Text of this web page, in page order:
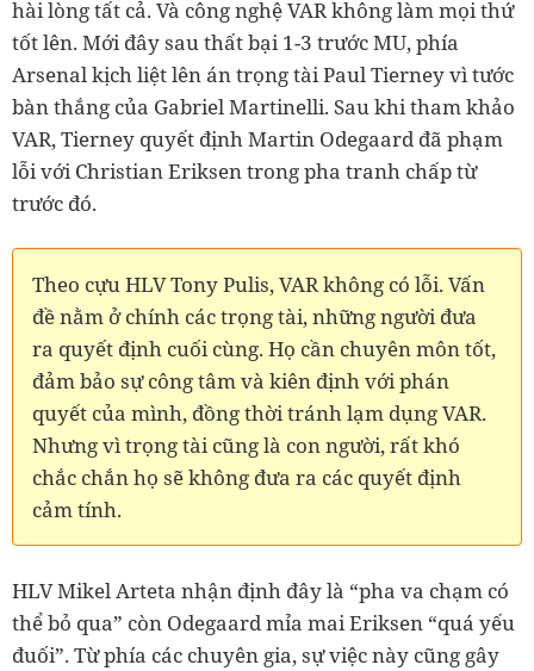
hài lòng tất cả. Và công nghệ VAR không làm mọi thứ
tốt lên. Mới đây sau thất bại 1-3 trước MU, phía
Arsenal kịch liệt lên án trọng tài Paul Tierney vì tước
bàn thắng của Gabriel Martinelli. Sau khi tham khảo
VAR, Tierney quyết định Martin Odegaard đã phạm
lỗi với Christian Eriksen trong pha tranh chấp từ
trước đó.
Theo cựu HLV Tony Pulis, VAR không có lỗi. Vấn
đề nằm ở chính các trọng tài, những người đưa
ra quyết định cuối cùng. Họ cần chuyên môn tốt,
đảm bảo sự công tâm và kiên định với phán
quyết của mình, đồng thời tránh lạm dụng VAR.
Nhưng vì trọng tài cũng là con người, rất khó
chắc chắn họ sẽ không đưa ra các quyết định
cảm tính.
HLV Mikel Arteta nhận định đây là “pha va chạm có
thể bỏ qua” còn Odegaard mỉa mai Eriksen “quá yếu
đuối”. Từ phía các chuyên gia, sự việc này cũng gây